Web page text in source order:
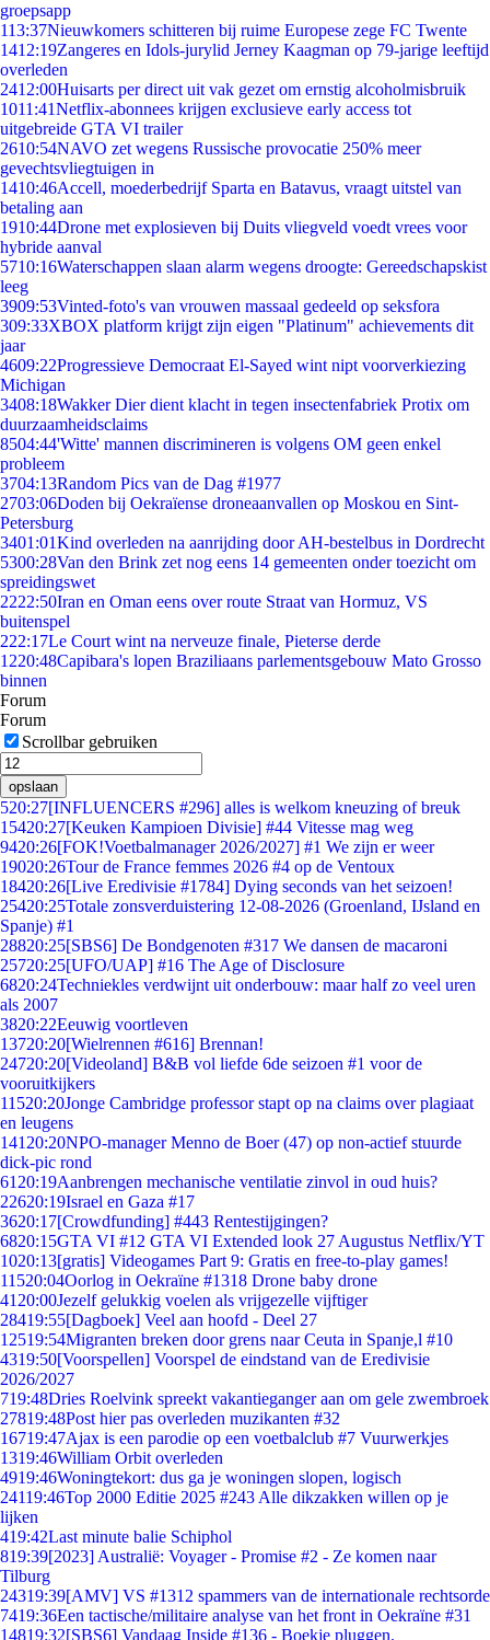
groepsapp
113:37Nieuwkomers schitteren bij ruime Europese zege FC Twente
1412:19Zangeres en Idols-jurylid Jerney Kaagman op 79-jarige leeftijd
overleden
2412:00Huisarts per direct uit vak gezet om ernstig alcoholmisbruik
1011:41Netflix-abonnees krijgen exclusieve early access tot
uitgebreide GTA VI trailer
2610:54NAVO zet wegens Russische provocatie 250% meer
gevechtsvliegtuigen in
1410:46Accell, moederbedrijf Sparta en Batavus, vraagt uitstel van
betaling aan
1910:44Drone met explosieven bij Duits vliegveld voedt vrees voor
hybride aanval
5710:16Waterschappen slaan alarm wegens droogte: Gereedschapskist
leeg
3909:53Vinted-foto's van vrouwen massaal gedeeld op seksfora
309:33XBOX platform krijgt zijn eigen "Platinum" achievements dit
jaar
4609:22Progressieve Democraat El-Sayed wint nipt voorverkiezing
Michigan
3408:18Wakker Dier dient klacht in tegen insectenfabriek Protix om
duurzaamheidsclaims
8504:44'Witte' mannen discrimineren is volgens OM geen enkel
probleem
3704:13Random Pics van de Dag #1977
2703:06Doden bij Oekraïense droneaanvallen op Moskou en Sint-
Petersburg
3401:01Kind overleden na aanrijding door AH-bestelbus in Dordrecht
5300:28Van den Brink zet nog eens 14 gemeenten onder toezicht om
spreidingswet
2222:50Iran en Oman eens over route Straat van Hormuz, VS
buitenspel
222:17Le Court wint na nerveuze finale, Pieterse derde
1220:48Capibara's lopen Braziliaans parlementsgebouw Mato Grosso
binnen
Forum
Forum
Scrollbar gebruiken
opslaan
520:27[INFLUENCERS #296] alles is welkom kneuzing of breuk
15420:27[Keuken Kampioen Divisie] #44 Vitesse mag weg
9420:26[FOK!Voetbalmanager 2026/2027] #1 We zijn er weer
19020:26Tour de France femmes 2026 #4 op de Ventoux
18420:26[Live Eredivisie #1784] Dying seconds van het seizoen!
25420:25Totale zonsverduistering 12-08-2026 (Groenland, IJsland en
Spanje) #1
28820:25[SBS6] De Bondgenoten #317 We dansen de macaroni
25720:25[UFO/UAP] #16 The Age of Disclosure
6820:24Techniekles verdwijnt uit onderbouw: maar half zo veel uren
als 2007
3820:22Eeuwig voortleven
13720:20[Wielrennen #616] Brennan!
24720:20[Videoland] B&B vol liefde 6de seizoen #1 voor de
vooruitkijkers
11520:20Jonge Cambridge professor stapt op na claims over plagiaat
en leugens
141 20:20NPO-manager Menno de Boer (47) op non-actief stuurde
dick-pic rond
61 20:19Aanbrengen mechanische ventilatie zinvol in oud huis?
22620:19Israel en Gaza #17
3620:17[Crowdfunding] #443 Rentestijgingen?
6820:15GTA VI #12 GTA VI Extended look 27 Augustus Netflix/YT
1020:13[gratis] Videogames Part 9: Gratis en free-to-play games!
11520:04Oorlog in Oekraïne #1318 Drone baby drone
41 20:00Jezelf gelukkig voelen als vrijgezelle vijftiger
28419:55[Dagboek] Veel aan hoofd - Deel 27
12519:54Migranten breken door grens naar Ceuta in Spanje,l #10
4319:50[Voorspellen] Voorspel de eindstand van de Eredivisie
2026/2027
719:48Dries Roelvink spreekt vakantieganger aan om gele zwembroek
27819:48Post hier pas overleden muzikanten #32
16719:47Ajax is een parodie op een voetbalclub #7 Vuurwerkjes
1319:46William Orbit overleden
4919:46Woningtekort: dus ga je woningen slopen, logisch
24119:46Top 2000 Editie 2025 #243 Alle dikzakken willen op je
lijken
419:42Last minute balie Schiphol
819:39[2023] Australië: Voyager - Promise #2 - Ze komen naar
Tilburg
24319:39[AMV] VS #1312 spammers van de internationale rechtsorde
7419:36Een tactische/militaire analyse van het front in Oekraïne #31
14819:32[SBS6] Vandaag Inside #136 - Boekje pluggen.